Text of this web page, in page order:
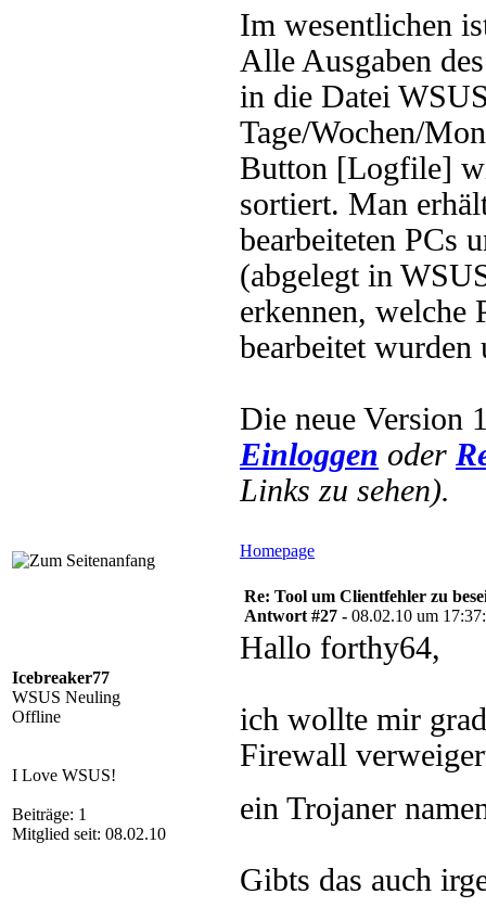
Im wesentlichen
Alle Ausgaben
in die Datei
Tage/Wochen/
Button [Logfile]
sortiert. Man
bearbeiteten PCs
(abgelegt in
erkennen, welche
bearbeitet wurden
Die neue Version
Einloggen oder
Links zu sehen).
Homepage
Icebreaker77
WSUS Neuling
Offline
I Love WSUS!
Beiträge: 1
Mitglied seit: 08.02.10
Re: Tool um Clientfehler zu
Antwort #27 - 08.02.10 um
Hallo forthy64,
ich wollte mir
Firewall
ein Trojaner
Gibts das auch